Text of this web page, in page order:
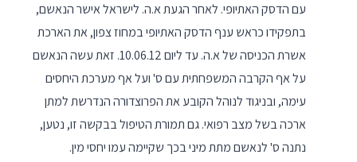
עם הדסק האתיופי. לאחר הגעת א.ה. לישראל אישר הנאשם,
בתפקידו כראש ענף הדסק האתיופי במחוז צפון, את הארכת
אשרת הכניסה של א.ה. עד ליום 10.06.12. זאת עשה הנאשם
על אף הקרבה המשפחתית עם ס' ועל אף מערכת היחסים
עימה, ובניגוד לנוהל הקובע את הפרוצדורה הנדרשת למתן
ארכה בשל מצב רפואי. גם תמורת הטיפול בבקשה זו, נטען,
נתנה ס' לנאשם מתת מיני בכך שקיימה עמו יחסי מין.